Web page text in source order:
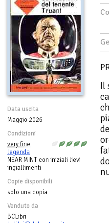
Data uscita
Maggio 2026
Condizioni
very fine
legenda
NEAR MINT con iniziali lievi
ingiallimenti
Copie disponibili
solo una copia
Venduto da
BCLibri
Il